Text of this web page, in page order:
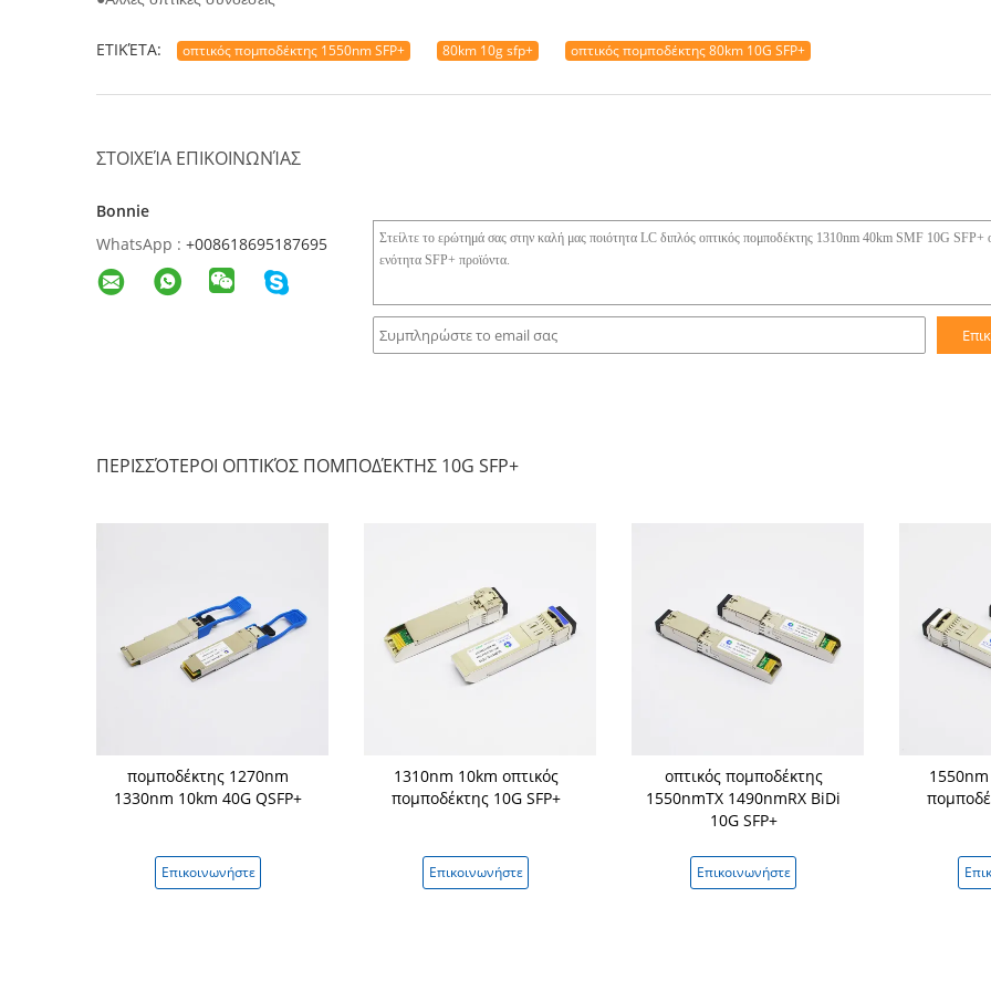
ΕΤΙΚΈΤΑ: οπτικός πομποδέκτης 1550nm SFP+ 80km 10g sfp+ οπτικός πομποδέκτης 80km 10G SFP+
ΣΤΟΙΧΕΊΑ ΕΠΙΚΟΙΝΩΝΊΑΣ
Bonnie
WhatsApp : +008618695187695
ΠΕΡΙΣΣΌΤΕΡΟΙ ΟΠΤΙΚΌΣ ΠΟΜΠΟΔΈΚΤΗΣ 10G SFP+
πομποδέκτης 1270nm
1330nm 10km 40G QSFP+
Επικοινωνήστε
1310nm 10km οπτικός
πομποδέκτης 10G SFP+
Επικοινωνήστε
οπτικός πομποδέκτης
1550nmTX 1490nmRX BiDi
10G SFP+
Επικοινωνήστε
1550nm